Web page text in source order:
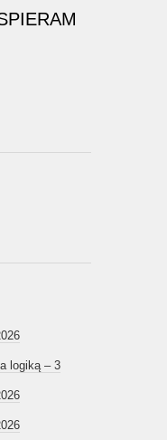
logiką – 3